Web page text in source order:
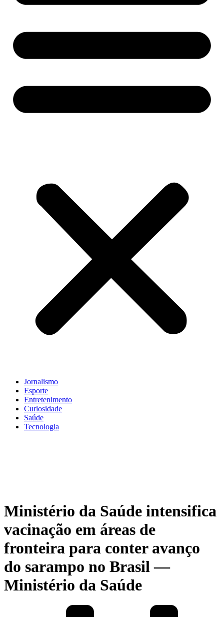
Jornalismo
Esporte
Entretenimento
Curiosidade
Saúde
Tecnologia
Ministério da Saúde intensifica
vacinação em áreas de
fronteira para conter avanço
do sarampo no Brasil —
Ministério da Saúde